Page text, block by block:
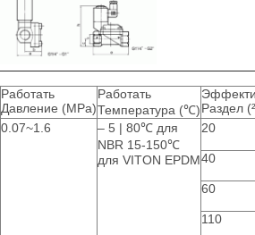
Работать
Давление (MPa)
Работать
Температура (℃)Раздел
0.07~1.6
– 5 | 80℃ для
NBR 15-150℃
для VITON EPDM
20
40
60
110